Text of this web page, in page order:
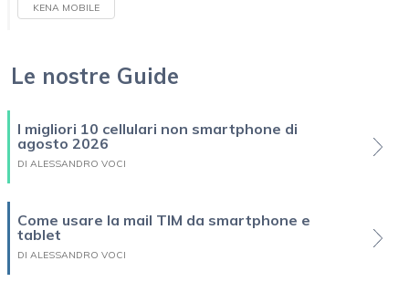
KENA MOBILE
Le nostre Guide
I migliori 10 cellulari non smartphone di
agosto 2026
DI ALESSANDRO VOCI
Come usare la mail TIM da smartphone e
tablet
DI ALESSANDRO VOCI